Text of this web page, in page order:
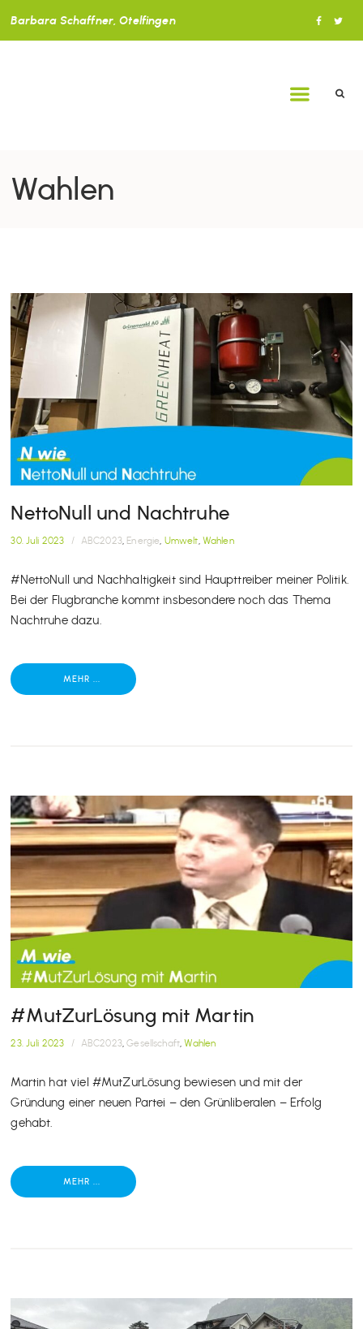
Barbara Schaffner, Otelfingen
Wahlen
NettoNull und Nachtruhe
30. Juli 2023 / ABC2023, Energie Umwelt Wahlen
#NettoNull und Nachhaltigkeit sind Haupttreiber meiner Politik.
Bei der Flugbranche kommt insbesondere noch das Thema
Nachtruhe dazu.
MEHR ...
#MutZurLösung mit Martin
23. Juli 2023 / ABC2023,Gesellschaft ,Wahlen
Martin hat viel #MutZurLösung bewiesen und mit der
Gründung einer neuen Partei – den Grünliberalen – Erfolg
gehabt.
MEHR ...